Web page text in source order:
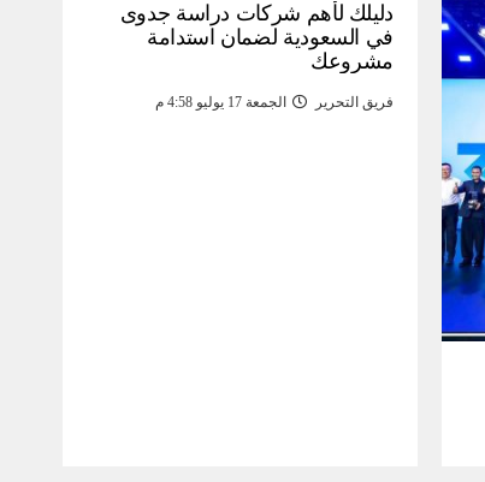
دليلك لأهم شركات دراسة جدوى
في السعودية لضمان استدامة
مشروعك
فريق التحرير الجمعة 17 يوليو 4:58 م